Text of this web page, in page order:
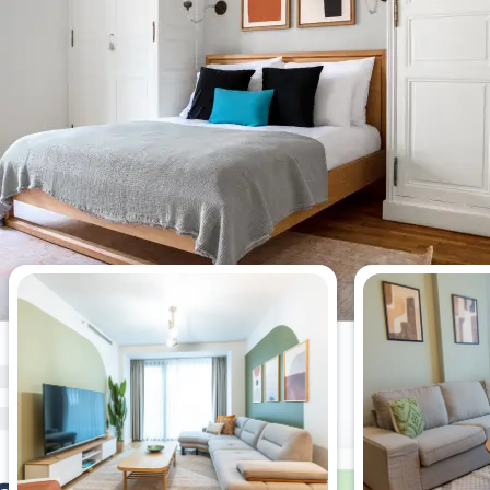
Apartamentos mais visualizados
esta semana